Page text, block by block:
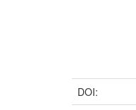
DOI: